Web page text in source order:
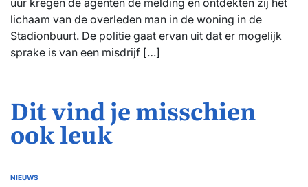
uur kregen de agenten de melding en ontdekten zij het
lichaam van de overleden man in de woning in de
Stadionbuurt. De politie gaat ervan uit dat er mogelijk
sprake is van een misdrijf […]
Dit vind je misschien
ook leuk
GEPLAATST
NIEUWS